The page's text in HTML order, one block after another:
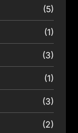
(5)
(1)
(3)
(1)
(3)
(2)